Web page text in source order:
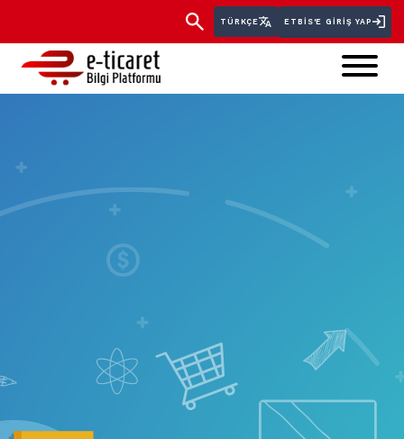
TÜRKÇE ETBİS'E GIRIŞ YAP